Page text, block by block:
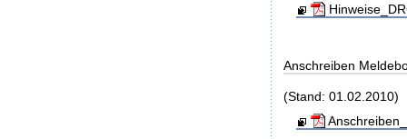
Anschreiben
(Stand: 01.02.2010)